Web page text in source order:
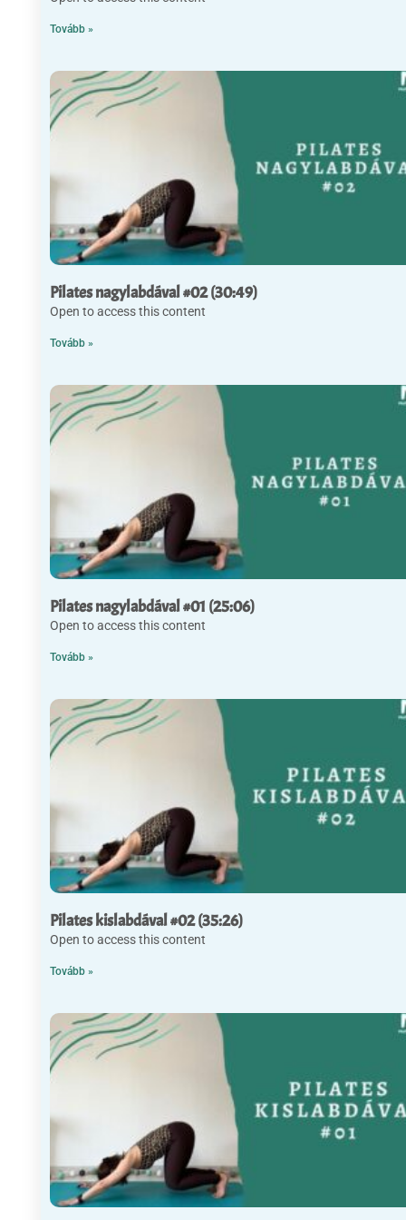
Tovább »
Pilates nagylabdával #02 (30:49)
Open to access this content
Tovább »
Pilates nagylabdával #01 (25:06)
Open to access this content
Tovább »
Pilates kislabdával #02 (35:26)
Open to access this content
Tovább »